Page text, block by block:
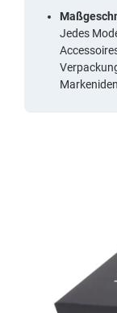
Jedes